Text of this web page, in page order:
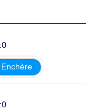
Enchère